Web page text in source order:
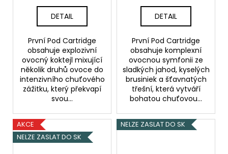
DETAIL
První Pod Cartridge
obsahuje explozivní
ovocný koktejl mixující
několik druhů ovoce do
intenzivního chuťového
zážitku, který překvapí
svou...
třešeň
DETAIL
První Pod Cartridge
obsahuje komplexní
ovocnou symfonii ze
sladkých jahod, kyselých
brusiniek a šťavnatých
třešní, která vytváří
bohatou chuťovou...
AKCE
NELZE ZASLAT DO SK
NELZE ZASLAT DO SK